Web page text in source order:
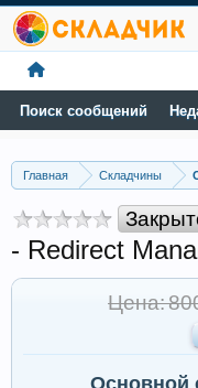
Главная Складчины
- Redirect
Цена:
Основной
Поиск сообщений